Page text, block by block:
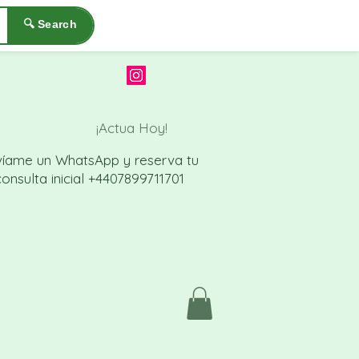
🔍 Search
¡Actua Hoy!
un WhatsApp y reserva tu
inicial +4407899711701